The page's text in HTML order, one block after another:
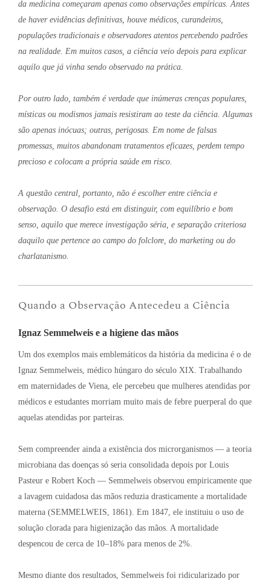
da medicina começaram apenas como observações empíricas. Antes
de haver evidências definitivas, houve médicos, curandeiros,
populações tradicionais e observadores atentos percebendo padrões
na realidade. Em muitos casos, a ciência veio depois para explicar
aquilo que já vinha sendo observado na prática.
Por outro lado, também é verdade que inúmeras crenças populares,
místicas ou modismos jamais resistiram ao teste da ciência. Algumas
são apenas inócuas; outras, perigosas. Em nome de falsas
promessas, muitos abandonam tratamentos eficazes, perdem tempo
precioso e colocam a própria saúde em risco.
A questão central, portanto, não é escolher entre ciência e
observação. O desafio está em distinguir, com equilíbrio e bom
senso, aquilo que merece investigação séria, e separação criteriosa
daquilo que pertence ao campo do folclore, do marketing ou do
charlatanismo.
Quando a Observação Antecedeu a Ciência
Ignaz Semmelweis e a higiene das mãos
Um dos exemplos mais emblemáticos da história da medicina é o de
Ignaz Semmelweis, médico húngaro do século XIX. Trabalhando
em maternidades de Viena, ele percebeu que mulheres atendidas por
médicos e estudantes morriam muito mais de febre puerperal do que
aquelas atendidas por parteiras.
Sem compreender ainda a existência dos microrganismos — a teoria
microbiana das doenças só seria consolidada depois por Louis
Pasteur e Robert Koch — Semmelweis observou empiricamente que
a lavagem cuidadosa das mãos reduzia drasticamente a mortalidade
materna (SEMMELWEIS, 1861). Em 1847, ele instituiu o uso de
solução clorada para higienização das mãos. A mortalidade
despencou de cerca de 10–18% para menos de 2%.
Mesmo diante dos resultados, Semmelweis foi ridicularizado por